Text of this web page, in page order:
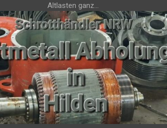
Altlasten ganz...